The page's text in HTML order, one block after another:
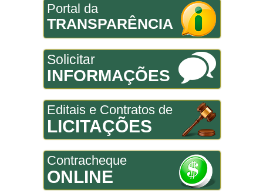
Portal da
TRANSPARÊNCIA
Solicitar
INFORMAÇÕES
Editais e Contratos de
LICITAÇÕES
Contracheque
ONLINE